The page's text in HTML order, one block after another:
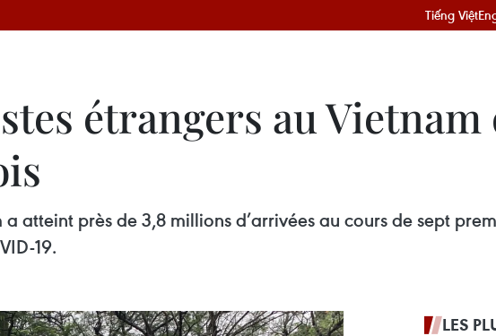
Tiếng Việt
étrangers au
atteint près de 3,8 millions d’arrivées au cours de sept
19.
LES